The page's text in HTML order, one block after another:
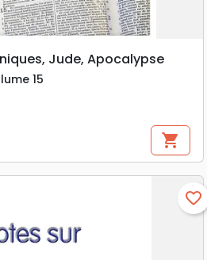
Jude, Apocalypse
15
shopping_cart
favorite_border